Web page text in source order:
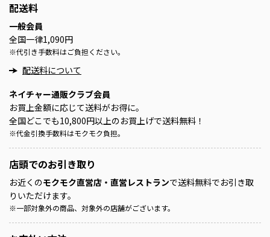
配送料
一般会員
全国一律1,090円
※代引き手数料はご負担ください。
配送料について
ネイチャー通販クラブ会員
お買上金額に応じて送料がお得に。
全国どこでも10,800円以上のお買上げで送料無料！
※代金引換手数料はモクモク負担。
店頭でのお引き取り
お近くのモクモク直営店・直営レストランで送料無料でお引き取
りいただけます。
※一部対象外の商品、対象外の店舗がございます。